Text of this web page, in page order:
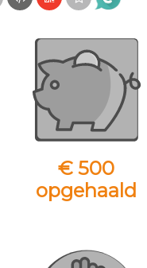
€ 500
opgehaald